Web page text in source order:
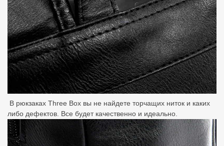
В рюкзаках Three Box вы не найдете торчащих ниток и каких
либо дефектов. Все будет качественно и идеально.